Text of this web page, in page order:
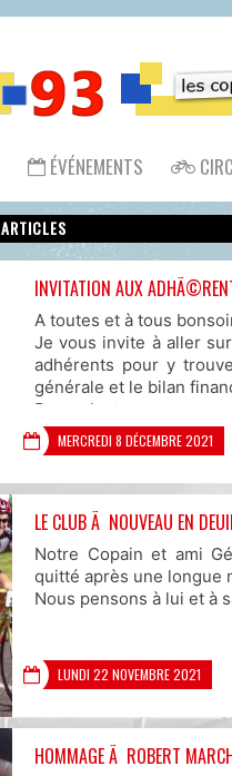
ÉVÉNEMENTS
ARTICLES
INVITATION AUX
A toutes et à tous
Je vous invite à aller
adhérents pour y
générale et le bilan
Bonne lecture
Amicalement Claude
MERCREDI 8 DÉCEMBRE 2021
LE CLUB Ã NOUVEAU EN
Notre Copain et ami
quitté après une longue
Nous pensons à lui et à
LUNDI 22 NOVEMBRE 2021
HOMMAGE Ã ROBERT